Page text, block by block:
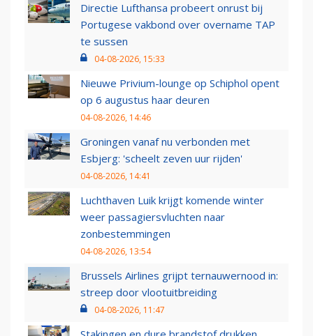
Directie Lufthansa probeert onrust bij
Portugese vakbond over overname TAP
te sussen
04-08-2026, 15:33
Nieuwe Privium-lounge op Schiphol opent
op 6 augustus haar deuren
04-08-2026, 14:46
Groningen vanaf nu verbonden met
Esbjerg: 'scheelt zeven uur rijden'
04-08-2026, 14:41
Luchthaven Luik krijgt komende winter
weer passagiersvluchten naar
zonbestemmingen
04-08-2026, 13:54
Brussels Airlines grijpt ternauwernood in:
streep door vlootuitbreiding
04-08-2026, 11:47